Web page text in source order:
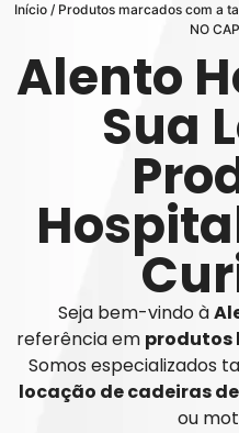
Início / Produtos marcados com a
NO
Alento
Sua
Seja bem-vindo à
referência em produtos
Somos especializados
locação de cadeiras
ou